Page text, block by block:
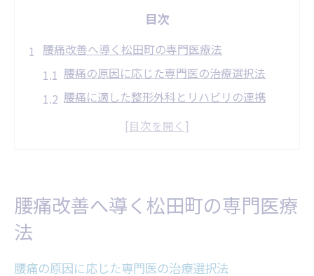
目次
腰痛改善へ導く松田町の専門医療法
腰痛の原因に応じた専門医の治療選択法
腰痛に適した整形外科とリハビリの連携
慢性腰痛に強い医師の探し方と特徴
根本治療を目指す腰痛対策の新常識
腰痛克服へ導くトップ専門医の治療戦略
腰痛改善へ導く松田町の専門医療
法
腰痛の原因に応じた専門医の治療選択法